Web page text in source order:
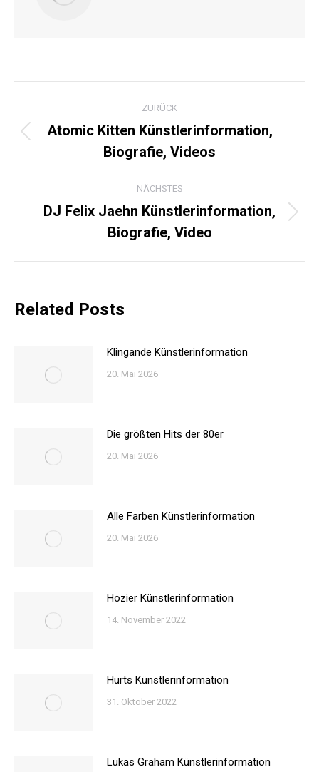
ZURÜCK
Beitrag:
Atomic Kitten Künstlerinformation,
Biografie, Videos
NÄCHSTES
Beitrag:
DJ Felix Jaehn Künstlerinformation,
Biografie, Video
Related Posts
Klingande Künstlerinformation
20. Mai 2026
Die größten Hits der 80er
20. Mai 2026
Alle Farben Künstlerinformation
20. Mai 2026
Hozier Künstlerinformation
14. November 2022
Hurts Künstlerinformation
31. Oktober 2022
Lukas Graham Künstlerinformation